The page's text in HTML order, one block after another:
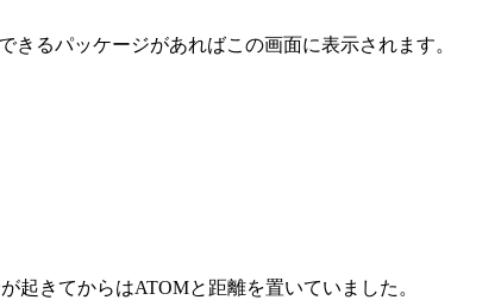
きるパッケージがあればこの画面に表示されます。
起きてからはATOMと距離を置いていました。